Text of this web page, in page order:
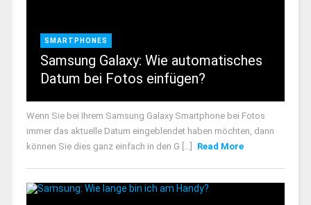
SMARTPHONES
Samsung Galaxy: Wie automatisches
Datum bei Fotos einfügen?
Wenn Sie bei Ihrem Samsung Galaxy Smartphone bei Fotos
immer das aktuelle Datum eingeblendet haben möchten, dann
können Sie dies ganz einfach in den G [...]
Read More